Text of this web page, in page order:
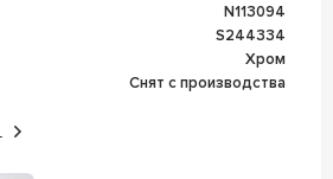
n113094
s244334
Хром
Снят с производства